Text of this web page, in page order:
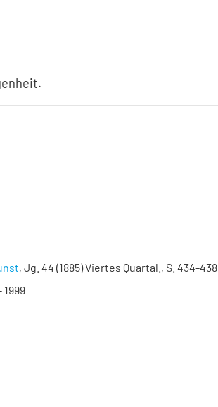
, Jg. 44 (1885) Viertes Quartal., S. 434-438